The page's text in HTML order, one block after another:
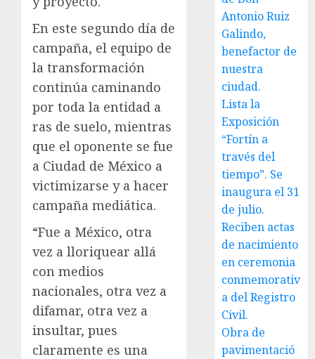
En este segundo día de
campaña, el equipo de
la transformación
continúa caminando
por toda la entidad a
ras de suelo, mientras
que el oponente se fue
a Ciudad de México a
victimizarse y a hacer
campaña mediática.
“Fue a México, otra
vez a lloriquear allá
con medios
nacionales, otra vez a
difamar, otra vez a
insultar, pues
claramente es una
Antonio Ruiz
Galindo,
benefactor de
nuestra
ciudad.
Lista la
Exposición
“Fortín a
través del
tiempo”. Se
inaugura el 31
de julio.
Reciben actas
de nacimiento
en ceremonia
conmemorativ
a del Registro
Civil.
Obra de
pavimentació